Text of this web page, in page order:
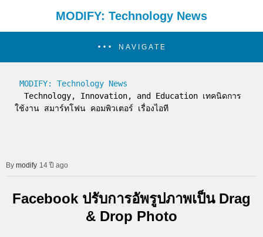
MODIFY: Technology News
NAVIGATE
MODIFY: Technology News
ใช้งาน สมาร์ทโฟน คอมพิวเตอร์ เรื่องไอที
modify 14 ปี ago
Facebook ปรับการอัพรูปภาพเป็น Drag
& Drop Photo